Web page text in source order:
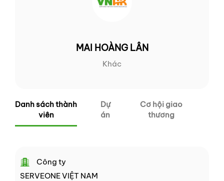
MAI HOÀNG LÂN
Khác
Danh sách thành
viên
Dự
án
Cơ hội giao
thương
Công ty
SERVEONE VIỆT NAM